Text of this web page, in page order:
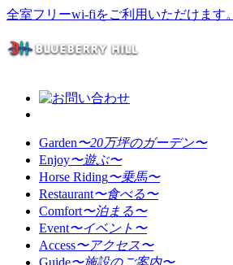
全室フリーwi-fiをご利用いただけます。
Garden〜20万坪のガーデン〜
Enjoy〜遊ぶ〜
Horse Riding〜乗馬〜
Restaurant〜食べる〜
Comfort〜泊まる〜
Event〜イベント〜
Access〜アクセス〜
Guide〜施設のご案内〜